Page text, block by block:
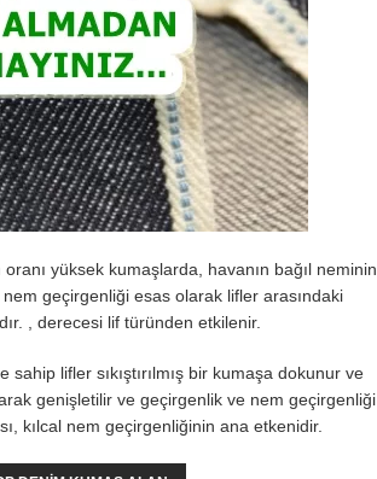
yüksek kumaşlarda, havanın bağıl neminin
geçirgenliği esas olarak lifler arasındaki
, derecesi lif türünden etkilenir.
lifler sıkıştırılmış bir kumaşa dokunur ve
genişletilir ve geçirgenlik ve nem geçirgenliği
kılcal nem geçirgenliğinin ana etkenidir.